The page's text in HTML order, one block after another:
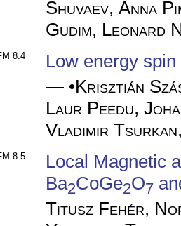
Shuvaev, Anna
Gudim, Leonard
8.4
Low energy
— •Krisztián
Laur Peedu,
Vladimir Tsurkan
8.5
Local Magnetic
Ba2CoGe2O7
Titusz Fehér,